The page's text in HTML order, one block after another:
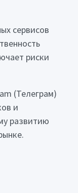
сервисов
риски
(Телеграм)
и
развитию